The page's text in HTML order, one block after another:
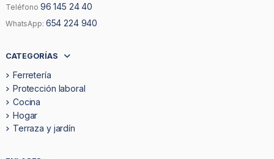
Teléfono 96 145 24 40
WhatsApp: 654 224 940
CATEGORÍAS
Ferretería
Protección laboral
Cocina
Hogar
Terraza y jardín